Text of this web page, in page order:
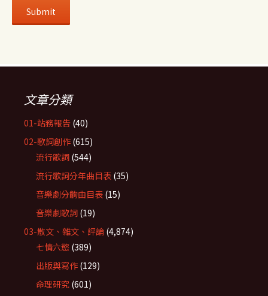
文章分類
01-站務報告 (40)
02-歌詞創作 (615)
流行歌詞 (544)
流行歌詞分年曲目表 (35)
音樂劇分齣曲目表 (15)
音樂劇歌詞 (19)
03-散文、雜文、評論 (4,874)
七情六慾 (389)
出版與寫作 (129)
命理研究 (601)